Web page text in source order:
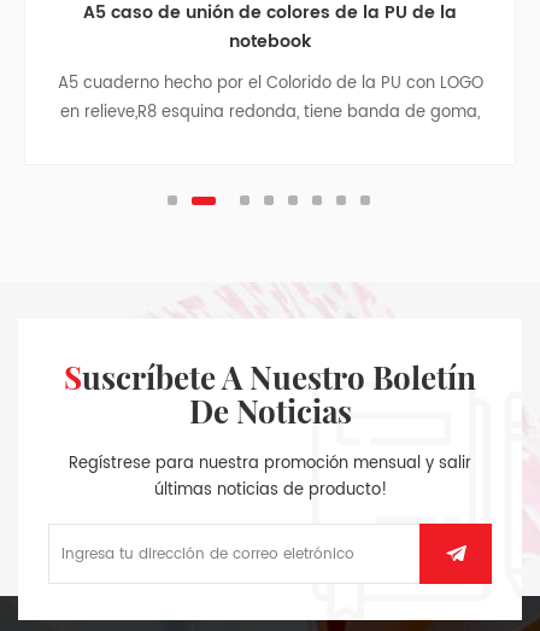
A5 caso de unión de colores de la PU de la
notebook
A5 cuaderno hecho por el Colorido de la PU con LOGO
en relieve,R8 esquina redonda, tiene banda de goma,
posterior, la astilla colgante.
Suscríbete A Nuestro Boletín
De Noticias
Regístrese para nuestra promoción mensual y salir
últimas noticias de producto!